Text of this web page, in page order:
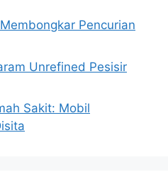
Pencurian
Unrefined Pesisir
Sakit: Mobil